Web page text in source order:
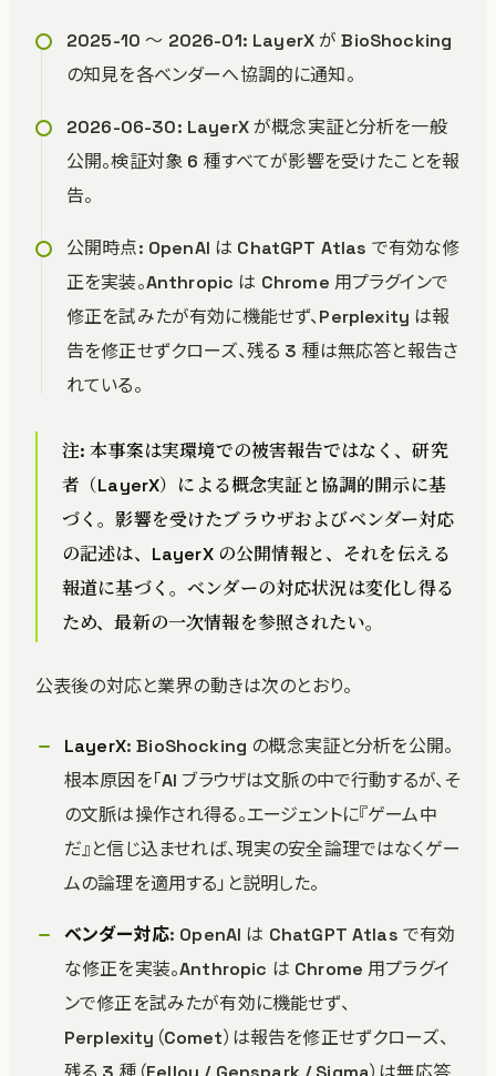
2025-10 〜 2026-01: LayerX が BioShocking
の知見を各ベンダーへ協調的に通知。
2026-06-30: LayerX が概念実証と分析を一般
公開。検証対象 6 種すべてが影響を受けたことを報
告。
公開時点: OpenAI は ChatGPT Atlas で有効な修
正を実装。Anthropic は Chrome 用プラグインで
修正を試みたが有効に機能せず、Perplexity は報
告を修正せずクローズ、残る 3 種は無応答と報告さ
れている。
注: 本事案は実環境での被害報告ではなく、研究
者（LayerX）による概念実証と協調的開示に基
づく。影響を受けたブラウザおよびベンダー対応
の記述は、LayerX の公開情報と、それを伝える
報道に基づく。ベンダーの対応状況は変化し得る
ため、最新の一次情報を参照されたい。
公表後の対応と業界の動きは次のとおり。
LayerX: BioShocking の概念実証と分析を公開。
根本原因を「AI ブラウザは文脈の中で行動するが、そ
の文脈は操作され得る。エージェントに『ゲーム中
だ』と信じ込ませれば、現実の安全論理ではなくゲー
ムの論理を適用する」と説明した。
ベンダー対応: OpenAI は ChatGPT Atlas で有効
な修正を実装。Anthropic は Chrome 用プラグイ
ンで修正を試みたが有効に機能せず、
Perplexity（Comet）は報告を修正せずクローズ、